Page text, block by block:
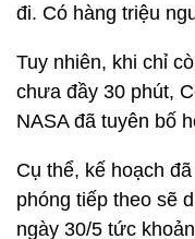
đi. Có hàng triệu
Tuy nhiên, khi chỉ
chưa đầy 30 phút,
NASA đã tuyên bố
Cụ thể, kế hoạch
phóng tiếp theo sẽ
ngày 30/5 tức